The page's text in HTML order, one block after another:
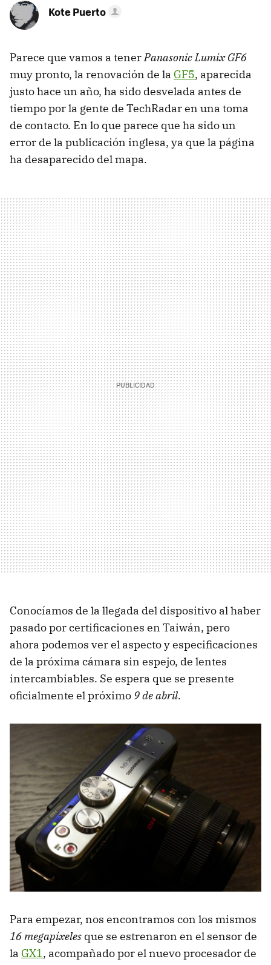
Kote Puerto
Parece que vamos a tener Panasonic Lumix GF6
muy pronto, la renovación de la GF5, aparecida
justo hace un año, ha sido desvelada antes de
tiempo por la gente de TechRadar en una toma
de contacto. En lo que parece que ha sido un
error de la publicación inglesa, ya que la página
ha desaparecido del mapa.
Conocíamos de la llegada del dispositivo al haber
pasado por certificaciones en Taiwán, pero
ahora podemos ver el aspecto y especificaciones
de la próxima cámara sin espejo, de lentes
intercambiables. Se espera que se presente
oficialmente el próximo 9 de abril.
Para empezar, nos encontramos con los mismos
16 megapíxeles que se estrenaron en el sensor de
la GX1, acompañado por el nuevo procesador de